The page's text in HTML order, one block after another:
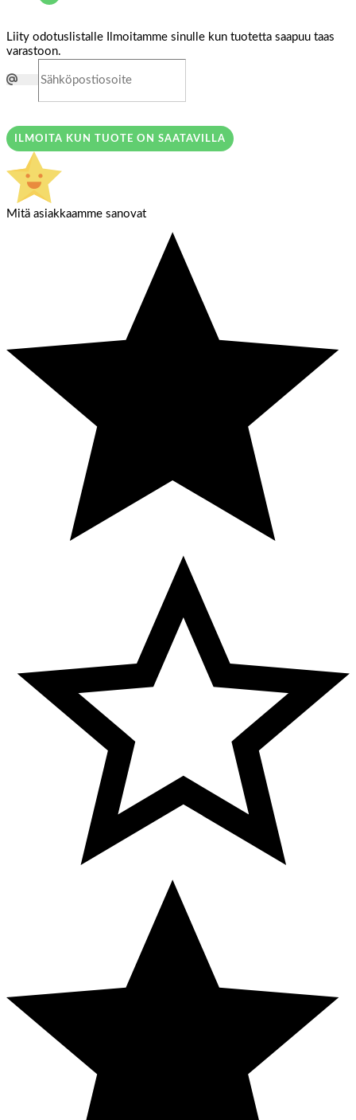
Liity odotuslistalle
Ilmoitamme sinulle kun tuotetta saapuu taas
varastoon.
ILMOITA KUN TUOTE ON SAATAVILLA
Mitä asiakkaamme sanovat